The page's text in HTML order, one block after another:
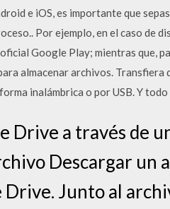
e iOS, es importante que
Por ejemplo, en el caso de
Google Play; mientras que,
almacenar archivos. Transfiera
inalámbrica o por USB. Y todo
Drive a través de
Descargar un
Junto al